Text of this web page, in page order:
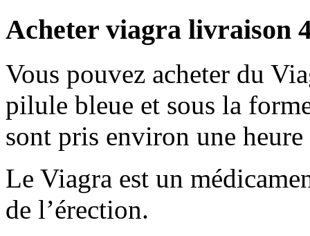
Acheter viagra livraison
Vous pouvez acheter du
pilule bleue et sous la
sont pris environ une
Le Viagra est un
de l’érection.